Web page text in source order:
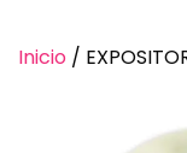
Inicio /